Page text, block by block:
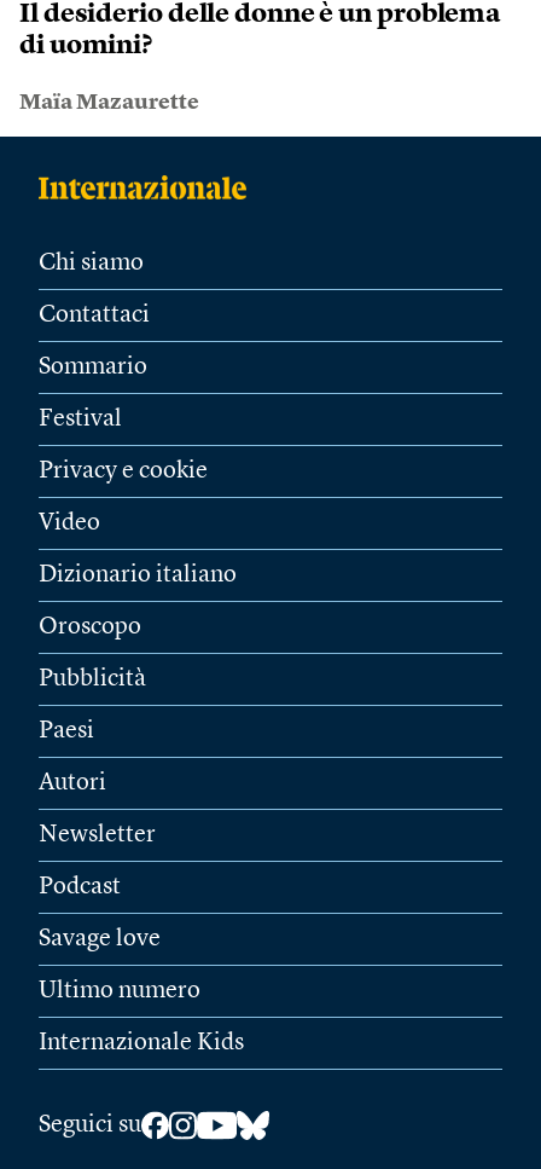
Il desiderio delle donne è un problema
di uomini?
Maïa Mazaurette
Chi siamo
Contattaci
Sommario
Festival
Privacy e cookie
Video
Dizionario italiano
Oroscopo
Pubblicità
Paesi
Autori
Newsletter
Podcast
Savage love
Ultimo numero
Internazionale Kids
Seguici su